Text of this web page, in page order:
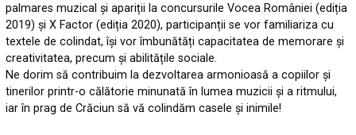
palmares muzical și apariții la concursurile Vocea României (ediția
2019) și X Factor (ediția 2020), participanții se vor familiariza cu
textele de colindat, își vor îmbunătăți capacitatea de memorare și
creativitatea, precum și abilitățile sociale.
Ne dorim să contribuim la dezvoltarea armonioasă a copiilor și
tinerilor printr-o călătorie minunată în lumea muzicii și a ritmului,
iar în prag de Crăciun să vă colindăm casele și inimile!